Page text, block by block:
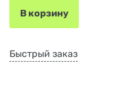
В корзину
Быстрый заказ